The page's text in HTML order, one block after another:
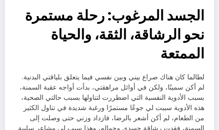
الجسد المرغوب: رحلة مستمرة
نحو الرشاقة، الثقة، والحياة
الممتعة
لطالما كان هناك صراع بيني وبين نفسي فيما يتعلق بلياقتي البدنية.
لم أكن سمينًا، ولكن في أوائل مراهقتي، بدأت أواجه عقبة السمنة،
بسبب الأدوية النفسية التي اضطررت لتناولها بسبب حالتي الصحية،
هذه الأدوية سببت لي جوعًا مستمرًا ورغبة شديدة في تناول الكثير
من الطعام، لم أكن أشعر بالرضا، فازداد وزني حتى وصلت إلى